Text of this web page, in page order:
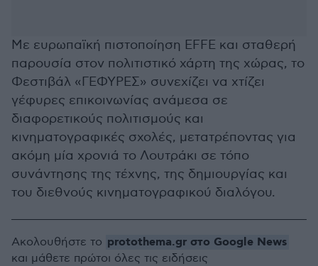
Με ευρωπαϊκή πιστοποίηση EFFE και σταθερή
παρουσία στον πολιτιστικό χάρτη της χώρας, το
Φεστιβάλ «ΓΕΦΥΡΕΣ» συνεχίζει να χτίζει
γέφυρες επικοινωνίας ανάμεσα σε
διαφορετικούς πολιτισμούς και
κινηματογραφικές σχολές, μετατρέποντας για
ακόμη μία χρονιά το Λουτράκι σε τόπο
συνάντησης της τέχνης, της δημιουργίας και
του διεθνούς κινηματογραφικού διαλόγου.
Ακολουθήστε το protothema.gr στο Google News
και μάθετε πρώτοι όλες τις ειδήσεις